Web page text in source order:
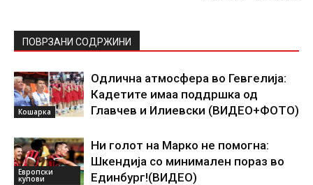
ПОВРЗАНИ СОДРЖИНИ
Кошарка
Одлична атмосфера во Гевгелија:
Кадетите имаа поддршка од
Главчев и Илиевски (ВИДЕО+ФОТО)
Европски
купови
Ни голот на Марко не помогна:
Шкендија со минимален пораз во
Единбург!(ВИДЕО)